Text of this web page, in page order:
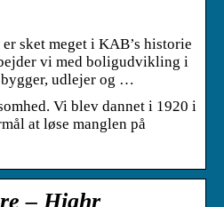
sket meget i KAB’s historie
vi med boligudvikling i
udlejer og …
Vi blev dannet i 1920 i
at løse manglen på
– Highr